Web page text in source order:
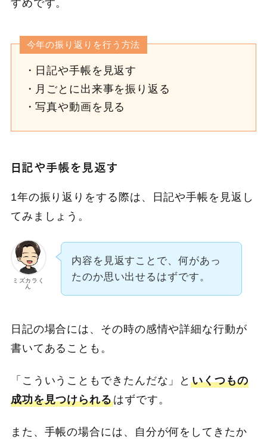
すめです。
今年の振り返りを行う方法
日記や手帳を見返す
月ごとに出来事を振り返る
写真や動画を見る
日記や手帳を見返す
1年の振り返りをする際は、日記や手帳を見返し
てみましょう。
ミズカラく
ん
内容を見返すことで、何があっ
たのか思い出せるはずです。
日記の場合には、その時の感情や詳細な行動が
書いてあることも。
「こういうこともできたんだな」といくつもの
成功を見つけられるはずです。
また、手帳の場合には、自分が何をしてきたか